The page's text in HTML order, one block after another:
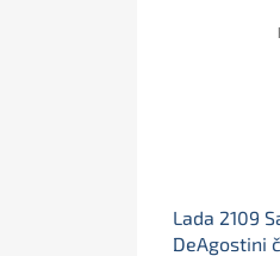
Lada 2109
DeAgostini